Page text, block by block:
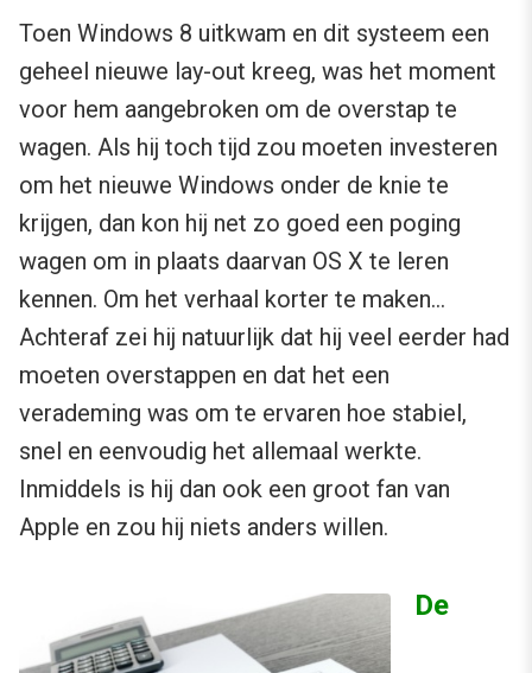
Toen Windows 8 uitkwam en dit systeem een
geheel nieuwe lay-out kreeg, was het moment
voor hem aangebroken om de overstap te
wagen. Als hij toch tijd zou moeten investeren
om het nieuwe Windows onder de knie te
krijgen, dan kon hij net zo goed een poging
wagen om in plaats daarvan OS X te leren
kennen. Om het verhaal korter te maken…
Achteraf zei hij natuurlijk dat hij veel eerder had
moeten overstappen en dat het een
verademing was om te ervaren hoe stabiel,
snel en eenvoudig het allemaal werkte.
Inmiddels is hij dan ook een groot fan van
Apple en zou hij niets anders willen.
De